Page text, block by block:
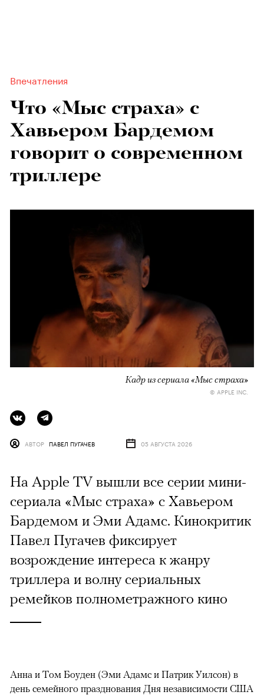
Впечатления
Что «Мыс страха» с
Хавьером Бардемом
говорит о современном
триллере
Кадр из сериала «Мыс страха»
© APPLE INC.
АВТОР ПАВЕЛ ПУГАЧЕВ 05 АВГУСТА 2026
На Apple TV вышли все серии мини-
сериала «Мыс страха» с Хавьером
Бардемом и Эми Адамс. Кинокритик
Павел Пугачев фиксирует
возрождение интереса к жанру
триллера и волну сериальных
ремейков полнометражного кино
Анна и Том Боуден (Эми Адамс и Патрик Уилсон) в
день семейного празднования Дня независимости США